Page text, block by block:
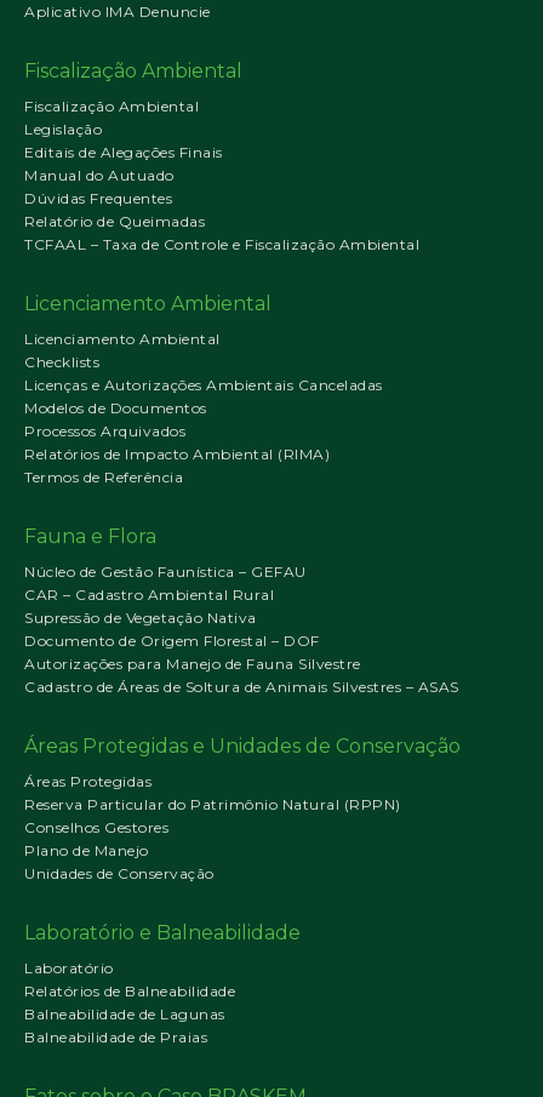
Aplicativo IMA Denuncie
Fiscalização Ambiental
Fiscalização Ambiental
Legislação
Editais de Alegações Finais
Manual do Autuado
Dúvidas Frequentes
Relatório de Queimadas
TCFAAL – Taxa de Controle e Fiscalização Ambiental
Licenciamento Ambiental
Licenciamento Ambiental
Checklists
Licenças e Autorizações Ambientais Canceladas
Modelos de Documentos
Processos Arquivados
Relatórios de Impacto Ambiental (RIMA)
Termos de Referência
Fauna e Flora
Núcleo de Gestão Faunística – GEFAU
CAR – Cadastro Ambiental Rural
Supressão de Vegetação Nativa
Documento de Origem Florestal – DOF
Autorizações para Manejo de Fauna Silvestre
Cadastro de Áreas de Soltura de Animais Silvestres – ASAS
Áreas Protegidas e Unidades de Conservação
Áreas Protegidas
Reserva Particular do Patrimônio Natural (RPPN)
Conselhos Gestores
Plano de Manejo
Unidades de Conservação
Laboratório e Balneabilidade
Laboratório
Relatórios de Balneabilidade
Balneabilidade de Lagunas
Balneabilidade de Praias